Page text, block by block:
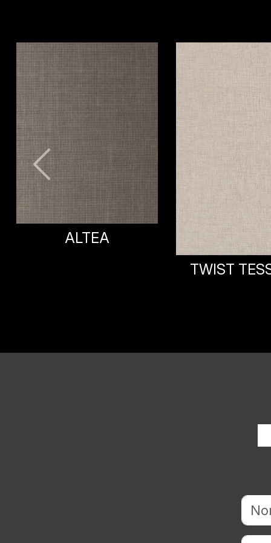
GRIGIO